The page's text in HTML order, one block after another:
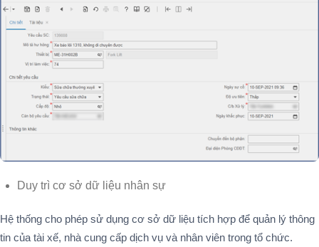
Duy trì cơ sở dữ liệu nhân sự
Hệ thống cho phép sử dụng cơ sở dữ liệu tích hợp để quản lý thông
tin của tài xế, nhà cung cấp dịch vụ và nhân viên trong tổ chức.